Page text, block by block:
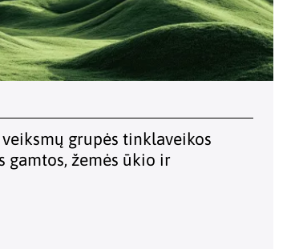
grupės tinklaveikos
gamtos, žemės ūkio ir